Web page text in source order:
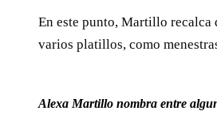
En este punto, Martillo recalca
varios platillos, como
Alexa Martillo nombra entre